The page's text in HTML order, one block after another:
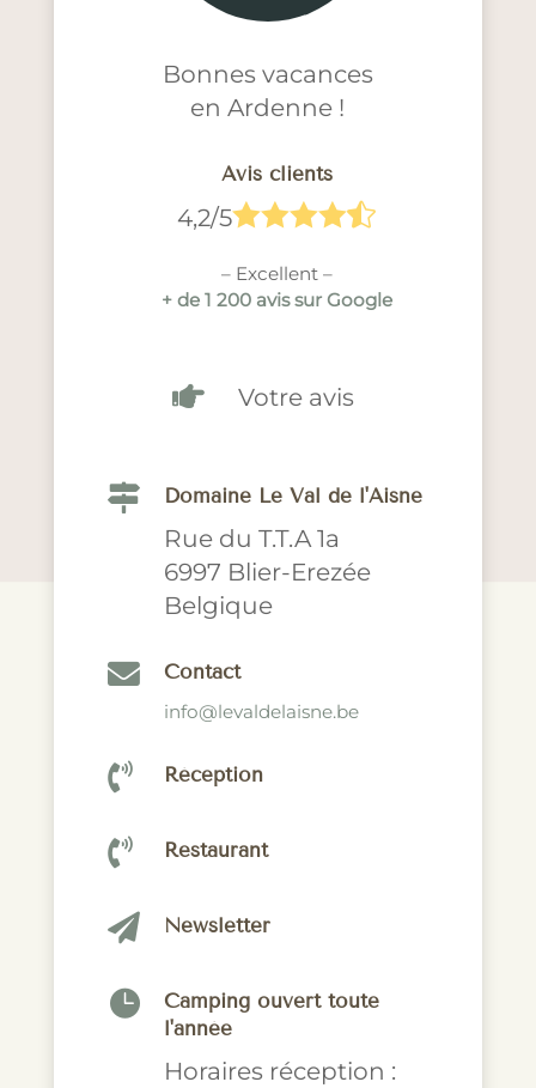
Bonnes vacances
en Ardenne !
Avis clients
4,2/5
– Excellent –
+ de 1 200 avis sur Google
 Votre avis
 Domaine Le Val de l'Aisne
Rue du T.T.A 1a
6997 Blier-Erezée
Belgique
 Contact
info@levaldelaisne.be
 Réception
 Restaurant
 Newsletter

Camping ouvert toute
l'année
Horaires réception :